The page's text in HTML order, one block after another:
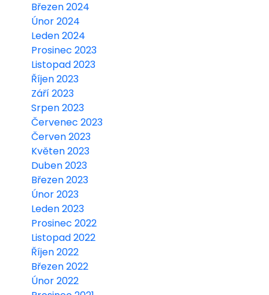
Březen 2024
Únor 2024
Leden 2024
Prosinec 2023
Listopad 2023
Říjen 2023
Září 2023
Srpen 2023
Červenec 2023
Červen 2023
Květen 2023
Duben 2023
Březen 2023
Únor 2023
Leden 2023
Prosinec 2022
Listopad 2022
Říjen 2022
Březen 2022
Únor 2022